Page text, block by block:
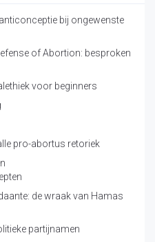
bij ongewenste
of Abortion: besproken
voor beginners
pro-abortus retoriek
de wraak van Hamas
partijnamen